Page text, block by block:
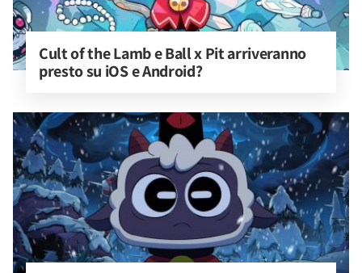
Cult of the Lamb e Ball x Pit arriveranno
presto su iOS e Android?